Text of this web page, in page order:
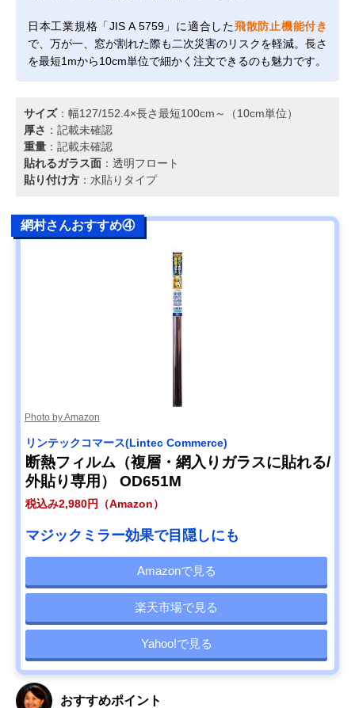
日本工業規格「JIS A 5759」に適合した飛散防止機能付き
で、万が一、窓が割れた際も二次災害のリスクを軽減。長さ
を最短1mから10cm単位で細かく注文できるのも魅力です。
サイズ：幅127/152.4×長さ最短100cm～（10cm単位）
厚さ ：記載未確認
重量 ：記載未確認
貼れるガラス面 ：透明フロート
貼り付け方 ：水貼りタイプ
網村さんおすすめ④
Photo by Amazon
リンテックコマース(Lintec Commerce)
断熱フィルム（複層・網入りガラスに貼れる/
外貼り専用） OD651M
税込み2,980円（Amazon）
マジックミラー効果で目隠しにも
Amazonで見る
楽天市場で見る
Yahoo!で見る
おすすめポイント